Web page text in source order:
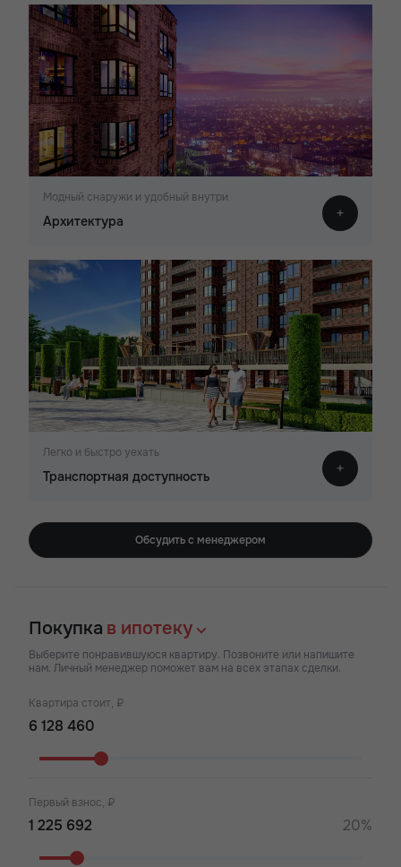
Модный снаружи и удобный внутри
Архитектура
Легко и быстро уехать
Транспортная доступность
Обсудить с менеджером
Покупка в ипотеку
Выберите понравившуюся квартиру. Позвоните или напишите
нам. Личный менеджер поможет вам на всех этапах сделки.
Квартира стоит, ₽
Первый взнос, ₽
20%